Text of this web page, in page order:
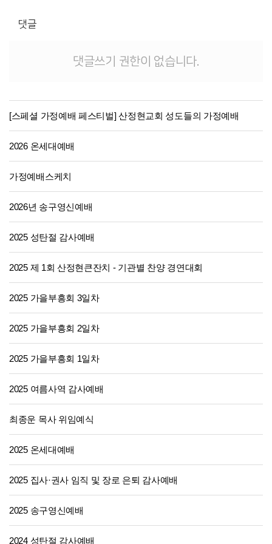
댓글
댓글쓰기 권한이 없습니다.
[스페셜 가정예배 페스티벌] 산정현교회 성도들의 가정예배
2026 온세대예배
가정예배스케치
2026년 송구영신예배
2025 성탄절 감사예배
2025 제 1회 산정현큰잔치 - 기관별 찬양 경연대회
2025 가을부흥회 3일차
2025 가을부흥회 2일차
2025 가을부흥회 1일차
2025 여름사역 감사예배
최종운 목사 위임예식
2025 온세대예배
2025 집사·권사 임직 및 장로 은퇴 감사예배
2025 송구영신예배
2024 성탄절 감사예배